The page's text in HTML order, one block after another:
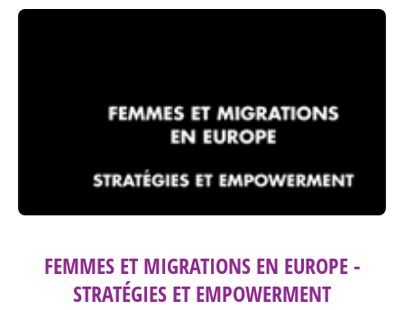
FEMMES ET MIGRATIONS EN EUROPE -
STRATÉGIES ET EMPOWERMENT